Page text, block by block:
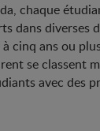
chaque
dans
cinq ans ou
se classent
avec